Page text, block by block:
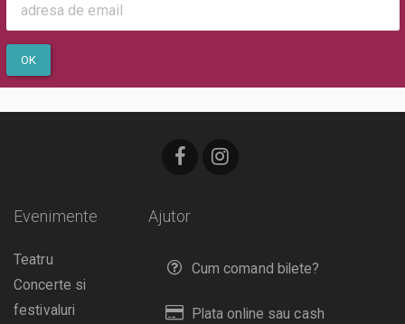
OK
Ajutor
Cum comand bilete?
Plata online sau cash
Evenimente
Teatru
Concerte si
festivaluri